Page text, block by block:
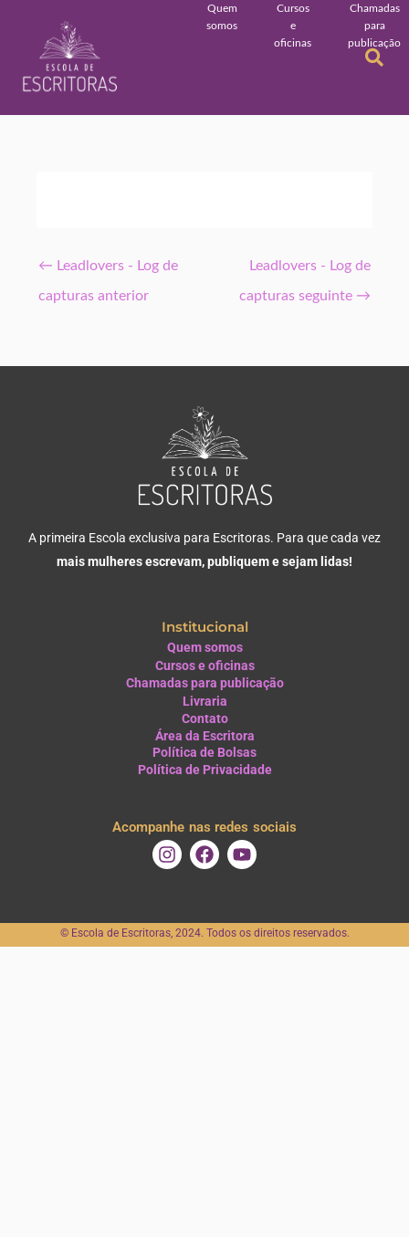
Quem
somos
Cursos
e
oficinas
Chamadas
para
publicação
← Leadlovers - Log de
capturas anterior
Leadlovers - Log de
capturas seguinte →
A primeira Escola exclusiva para Escritoras. Para que cada vez
mais mulheres escrevam, publiquem e sejam lidas!
Institucional
Quem somos
Cursos e oficinas
Chamadas para publicação
Livraria
Contato
Área da Escritora
Política de Bolsas
Política de Privacidade
Acompanhe nas redes sociais
I
n
a
g
F
a
b
o
Y
o
u
b
©️ Escola de Escritoras, 2024. Todos os direitos reservados.